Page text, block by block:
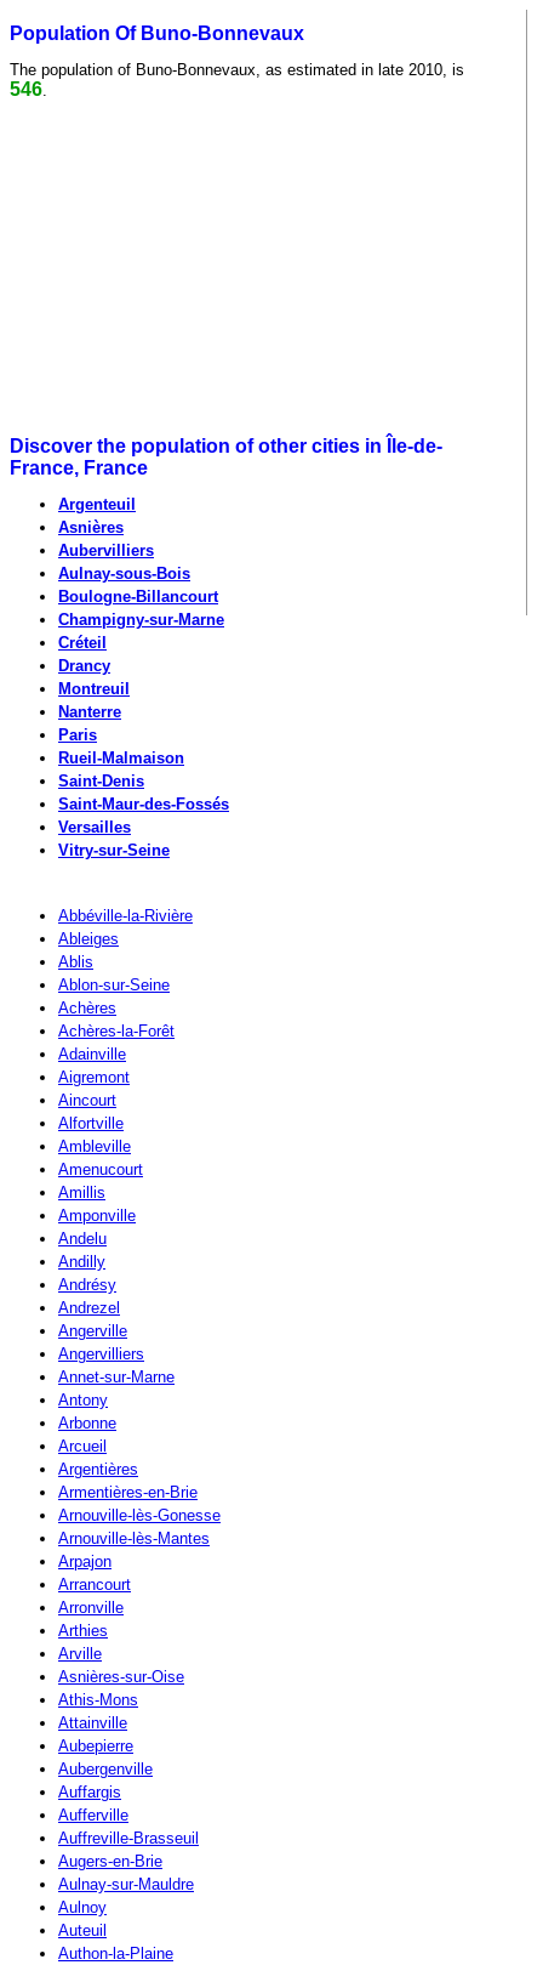
Population Of Buno-Bonnevaux
The population of Buno-Bonnevaux, as estimated in late 2010, is
546
Discover the population of other cities in Île-de-
France, France
Argenteuil
Asnières
Aubervilliers
Aulnay-sous-Bois
Boulogne-Billancourt
Champigny-sur-Marne
Créteil
Drancy
Montreuil
Nanterre
Paris
Rueil-Malmaison
Saint-Denis
Saint-Maur-des-Fossés
Versailles
Vitry-sur-Seine
Abbéville-la-Rivière
Ableiges
Ablis
Ablon-sur-Seine
Achères
Achères-la-Forêt
Adainville
Aigremont
Aincourt
Alfortville
Ambleville
Amenucourt
Amillis
Amponville
Andelu
Andilly
Andrésy
Andrezel
Angerville
Angervilliers
Annet-sur-Marne
Antony
Arbonne
Arcueil
Argentières
Armentières-en-Brie
Arnouville-lès-Gonesse
Arnouville-lès-Mantes
Arpajon
Arrancourt
Arronville
Arthies
Arville
Asnières-sur-Oise
Athis-Mons
Attainville
Aubepierre
Aubergenville
Auffargis
Aufferville
Auffreville-Brasseuil
Augers-en-Brie
Aulnay-sur-Mauldre
Aulnoy
Auteuil
Authon-la-Plaine